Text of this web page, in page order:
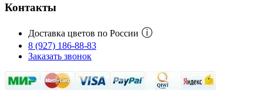
Контакты
Доставка цветов по России ⓘ
8 (927) 186-88-83
Заказать звонок